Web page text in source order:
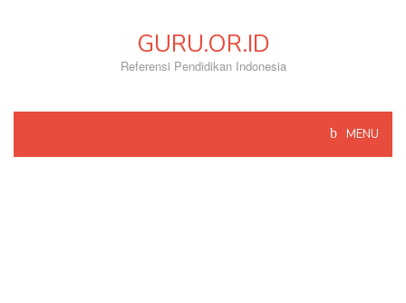
GURU.OR.ID
Referensi Pendidikan Indonesia
MENU